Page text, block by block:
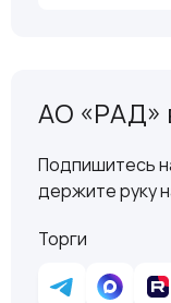
АО «РАД»
Подпишитесь
держите руку
Торги